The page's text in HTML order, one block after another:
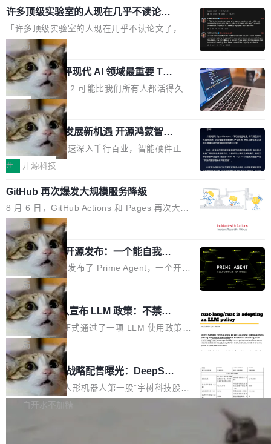
许多顶级实验室的人现在几乎不读论文
了
「许多顶级实验室的人现在几乎不读论文了，而
且他们认为 ICLR/ICML/NeurIPS 充斥着大量过
度宣传和欺诈。」 OpenAI 研究员 Keller Jorda
n 这条推文引发了广泛讨论。他不是在说风凉
话，他是说出了一个圈内人尽皆知但很少公开捅
破的事实。 Jordan 随后补充了一句软化声明：
「我不认为这些会议上大部分论文都在过度宣传
或造假。问题是，作为读者，如果你筛选出那些
看起来最令人兴奋的论文，那它们大部分都是过
度宣传的。」 这才是真正的痛点。不是所有论文
都有问题，是最吸引眼球的那批论文最有问题。
他引用的帖子来自 Mathew Shen，一位 ICLR 2
026 的读者：「看了篇 ...
局
xAI 前工程师评现代 AI 领域最重要 Top
3 开源项目
Flash Attention 2 可能比我们所有人都活得久。
这句话不是来自某个技术博客，而是出自 Hieu
Pham 的一条推文。Hieu Pham 是谁？他是 xAI
的早期工程师之一，在 Grok 训练基础设施团队
工作过。近日他在 X 上发了一条帖子，列出了他
认为现代 AI 领域最重要的三个开源项目。 第一
个名字毫无悬念：Flash Attention 2。 Hieu 的
理由很具体。FA 系列不需要解释，但 FA2 是他
认为最重要的一个——复杂度恰到好处，刚好能
驱动你去学 CuTe，但还没被那些"邪恶的" Hopp
er++ 优化所淹没，足够容易修改和适配。 更关
键的是 FA2 的持久性...
局
共商智能硬件发展新机遇 开源鸿蒙智能
硬件开发者日杭州站即将举行
随着万物智联加速深入千行百业，智能硬件正从
单点设备迈向智能化、网联化、协同化发展。作
鸿蒙通过统一技术底座和分布式能力，为不同类
型智能设备的开发、连接与互联提供关键支撑，
也为产业链企业探索产品创新与商业增长打开新
的空间。 8月14日，开源鸿蒙智能硬件开发者日
（OHDD：OpenHarmony Hardware Develope
r Day）将在杭州启航。活动面向智能硬件产业
链企业和开发者，邀请行业专家与资深技术顾
问，围绕开源鸿蒙技术能力、设备适配、芯片适
配、功耗与稳定性调优、兼容性测评及统一互联
等内容展开系统讲解和实战交流，帮助企业进一
步了解开源鸿蒙在智能...
开 开源科技
GitHub 再次爆发大规模服务降级
8 月 6 日，GitHub Actions 和 Pages 再次大规
模服务降级，Actions 完全不可用超过 5 小时，
webhook 停发，连自托管 runner 也因调度层故
障无法工作。Pages、Copilot code review、C
opilot coding agent 全部受影响。从检测到完全
恢复，大约 12 小时。 这是 2026 年 8 月的第六
起事故，其中四起与 AI/Copilot 服务相关。 Git
Hub 员工 kdaigle 在 HN 讨论中贴出了一组数
据：2025 年全年 10 亿次 commit。现在，每周
2.75 亿次，全年预计 140 亿次。GitHub...
局
Prime Agent 开源发布：一个能自我改
进的编程 Agent，ARC-AGI 3 超越人类
专家基线
Prime Intellect 发布了 Prime Agent，一个开源
的编程 Agent Harness，核心设计围绕两个抽
象：Recursive Language Model（RLM）和 C
ontinual Harness。在 ARC-AGI 3 基准测试
上，Prime Agent + Opus 5 的组合达到了 95.
5% RHAE Best@1，超过了 ARC 报告的人类专
家基线 95.4%。 不是又一个 coding agent 包装
器 Prime Agent 的架构和市面上大多数 coding
agent 有本质区别。大多数 agent harness 的设
计是基于早期模型的能力—...
局
Rust 项目团队宣布 LLM 政策：不禁
止，但你要承认哪些代码不是你写的
Rust 语言项目正式通过了一项 LLM 使用政策，
覆盖 rust-lang/rust 单一仓库的代码贡献。这不
是项目级别的官方立场，目前由五个团队采纳，
但它可能是主流开源项目中关于 AI 辅助贡献最
细致的一份规则。 政策的核心只有一句话：LLM
可以用来分析、提炼、审阅、建议，但不能用来
局
宇树科技 IPO 战略配售曝光：DeepSe
ek 获配 93.3 万股，锁定 36 个月
8月6日晚间，“人形机器人第一股”宇树科技股份
有限公司披露IPO发行价格及战略配售结果，杭
白开水不加糖